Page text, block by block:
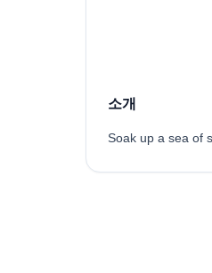
소개
Soak up a sea of